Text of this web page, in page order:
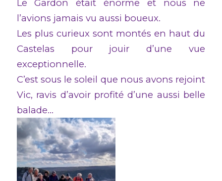
Le Gardon était énorme et nous ne
l’avions jamais vu aussi boueux.
Les plus curieux sont montés en haut du
Castelas pour jouir d’une vue
exceptionnelle.
C’est sous le soleil que nous avons rejoint
Vic, ravis d’avoir profité d’une aussi belle
balade…